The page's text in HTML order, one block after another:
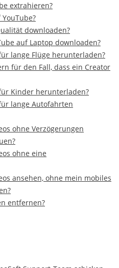
extrahieren?
downloaden?
auf Laptop downloaden?
lange Flüge herunterladen?
für den Fall, dass ein Creator
Kinder herunterladen?
lange Autofahrten
ohne Verzögerungen
ohne eine
ansehen, ohne mein mobiles
entfernen?